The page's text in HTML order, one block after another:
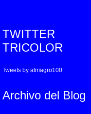
TWITTER
TRICOLOR
Tweets by almagro100
Archivo del Blog